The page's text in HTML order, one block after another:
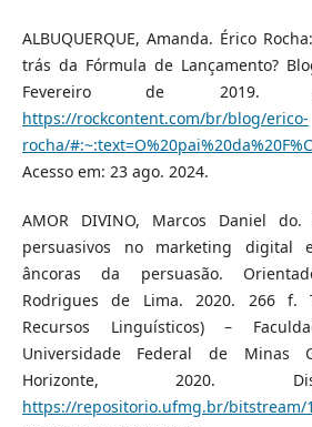
ALBUQUERQUE, Amanda. Érico
trás da Fórmula de Lançamento?
Fevereiro de 2019.
https://rockcontent.com/br/blog/erico-
rocha/
Acesso em: 23 ago. 2024.
AMOR DIVINO, Marcos Daniel
persuasivos no marketing digital
âncoras da persuasão.
Rodrigues de Lima. 2020. 266 f.
Recursos Linguísticos) –
Universidade Federal de Minas
Horizonte, 2020.
https://repositorio.ufmg.br/bitstream/